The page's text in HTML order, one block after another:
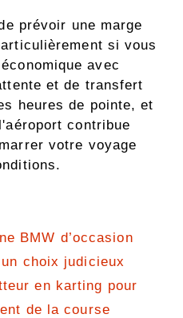
prévoir une marge
si vous
avec
et de transfert
heures de pointe, et
contribue
votre voyage
BMW d’occasion
choix judicieux
en karting pour
de la course